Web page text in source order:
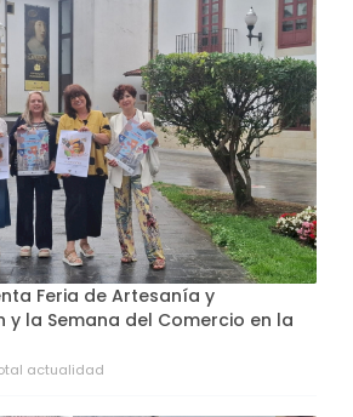
Feria de Artesanía y
la Semana del Comercio en la
actualidad